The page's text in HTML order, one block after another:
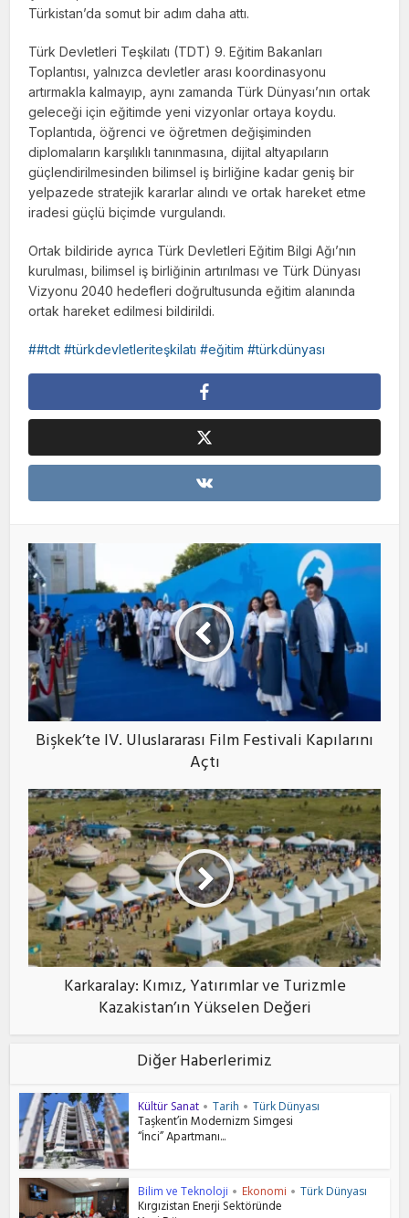
Türkistan’da somut bir adım daha attı.
Türk Devletleri Teşkilatı (TDT) 9. Eğitim Bakanları
Toplantısı, yalnızca devletler arası koordinasyonu
artırmakla kalmayıp, aynı zamanda Türk Dünyası’nın ortak
geleceği için eğitimde yeni vizyonlar ortaya koydu.
Toplantıda, öğrenci ve öğretmen değişiminden
diplomaların karşılıklı tanınmasına, dijital altyapıların
güçlendirilmesinden bilimsel iş birliğine kadar geniş bir
yelpazede stratejik kararlar alındı ve ortak hareket etme
iradesi güçlü biçimde vurgulandı.
Ortak bildiride ayrıca Türk Devletleri Eğitim Bilgi Ağı’nın
kurulması, bilimsel iş birliğinin artırılması ve Türk Dünyası
Vizyonu 2040 hedefleri doğrultusunda eğitim alanında
ortak hareket edilmesi bildirildi.
#tdt #türkdevletleriteşkilatı #eğitim #türkdünyası
Bişkek’te IV. Uluslararası Film Festivali Kapılarını
Açtı
Karkaralay: Kımız, Yatırımlar ve Turizmle
Kazakistan’ın Yükselen Değeri
Diğer Haberlerimiz
Kültür Sanat • Tarih • Türk Dünyası
Taşkent’in Modernizm Simgesi
“İnci” Apartmanı...
Bilim ve Teknoloji • Ekonomi • Türk Dünyası
Kırgızistan Enerji Sektöründe